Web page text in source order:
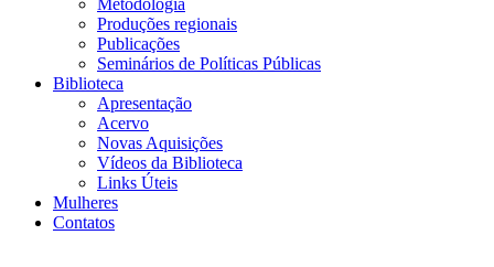
Metodologia
Produções regionais
Publicações
Seminários de Políticas Públicas
Biblioteca
Apresentação
Acervo
Novas Aquisições
Vídeos da Biblioteca
Links Úteis
Mulheres
Contatos